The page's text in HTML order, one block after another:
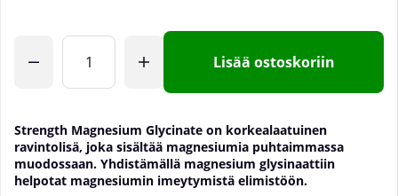
Lisää ostoskoriin
Strength Magnesium Glycinate on korkealaatuinen
ravintolisä, joka sisältää magnesiumia puhtaimmassa
muodossaan. Yhdistämällä magnesium glysinaattiin
helpotat magnesiumin imeytymistä elimistöön.